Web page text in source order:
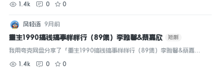
享原画5倍速，支持电视投屏。...
1.4k 0 0
风轻语 9月前
重生1990搞钱搞事样样行（89集）李雅馨&蔡嘉欣 短剧
我用夸克网盘分享了「重生1990搞钱搞事样样行（89集）李雅馨&蔡嘉
享原画5倍速，支持电视投屏。...
1.4k 0 0